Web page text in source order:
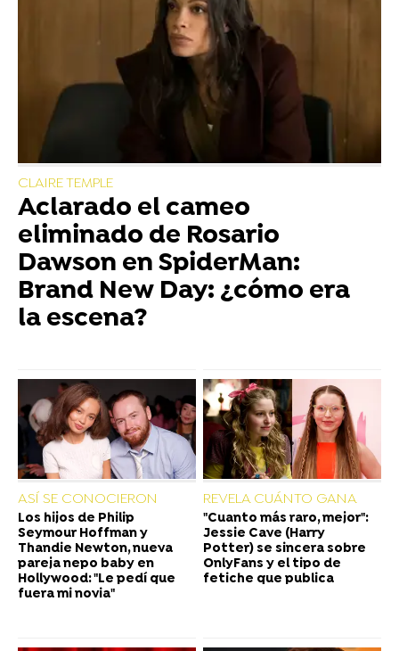
CLAIRE TEMPLE
Aclarado el cameo
eliminado de Rosario
Dawson en SpiderMan:
Brand New Day: ¿cómo era
la escena?
ASÍ SE CONOCIERON
Los hijos de Philip
Seymour Hoffman y
Thandie Newton, nueva
pareja nepo baby en
Hollywood: "Le pedí que
fuera mi novia"
REVELA CUÁNTO GANA
"Cuanto más raro, mejor":
Jessie Cave (Harry
Potter) se sincera sobre
OnlyFans y el tipo de
fetiche que publica